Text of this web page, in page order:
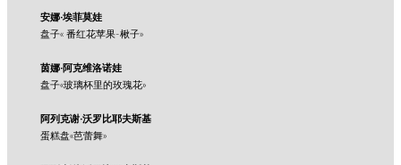
安娜·埃菲莫娃
盘子« 番红花苹果-楸子»
茵娜·阿克维洛诺娃
盘子«玻璃杯里的玫瑰花»
阿列克谢·沃罗比耶夫斯基
蛋糕盘«芭蕾舞»